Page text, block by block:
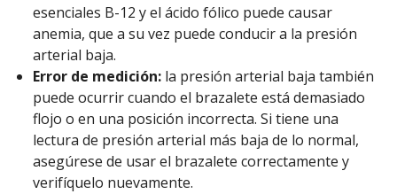
esenciales B-12 y el ácido fólico puede causar
anemia, que a su vez puede conducir a la presión
arterial baja.
Error de medición: la presión arterial baja también
puede ocurrir cuando el brazalete está demasiado
flojo o en una posición incorrecta. Si tiene una
lectura de presión arterial más baja de lo normal,
asegúrese de usar el brazalete correctamente y
verifíquelo nuevamente.